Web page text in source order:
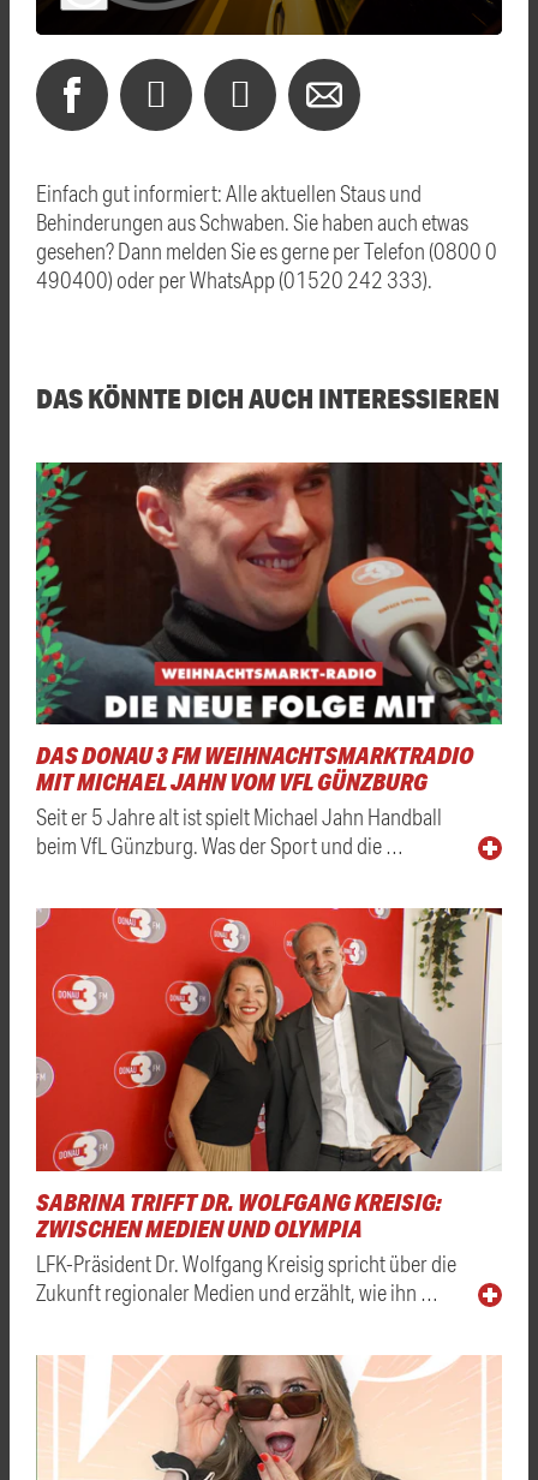
Einfach gut informiert: Alle aktuellen Staus und
Behinderungen aus Schwaben. Sie haben auch etwas
gesehen? Dann melden Sie es gerne per Telefon (0800 0
490400) oder per WhatsApp (01520 242 333).
DAS KÖNNTE DICH AUCH INTERESSIEREN
DAS DONAU 3 FM WEIHNACHTSMARKTRADIO
MIT MICHAEL JAHN VOM VFL GÜNZBURG
Seit er 5 Jahre alt ist spielt Michael Jahn Handball
beim VfL Günzburg. Was der Sport und die …
SABRINA TRIFFT DR. WOLFGANG KREISIG:
ZWISCHEN MEDIEN UND OLYMPIA
LFK-Präsident Dr. Wolfgang Kreisig spricht über die
Zukunft regionaler Medien und erzählt, wie ihn …